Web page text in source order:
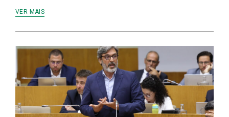
VER MAIS